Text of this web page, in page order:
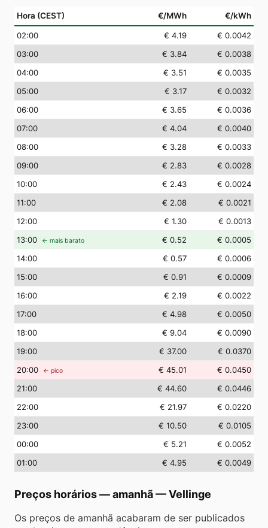
Hora (CEST) €/MWh €/kWh
02:00 € 4.19
€ 0.0042
03:00 € 3.84
€ 0.0038
04:00 € 3.51
€ 0.0035
05:00 € 3.17
€ 0.0032
06:00 € 3.65
€ 0.0036
07:00 € 4.04
€ 0.0040
08:00 € 3.28
€ 0.0033
09:00 € 2.83
€ 0.0028
10:00 € 2.43
€ 0.0024
11:00 € 2.08
€ 0.0021
12:00 € 1.30
€ 0.0013
13:00 ← mais barato € 0.52
€ 0.0005
14:00 € 0.57
€ 0.0006
15:00 € 0.91
€ 0.0009
16:00 € 2.19
€ 0.0022
17:00 € 4.98
€ 0.0050
18:00 € 9.04
€ 0.0090
19:00 € 37.00
€ 0.0370
20:00 ← pico € 45.01
€ 0.0450
21:00 € 44.60
€ 0.0446
22:00 € 21.97
€ 0.0220
23:00 € 10.50
€ 0.0105
00:00 € 5.21
€ 0.0052
01:00 € 4.95 € 0.0049
Preços horários — amanhã—Vellinge
Os preços de amanhã acabaram de ser publicados